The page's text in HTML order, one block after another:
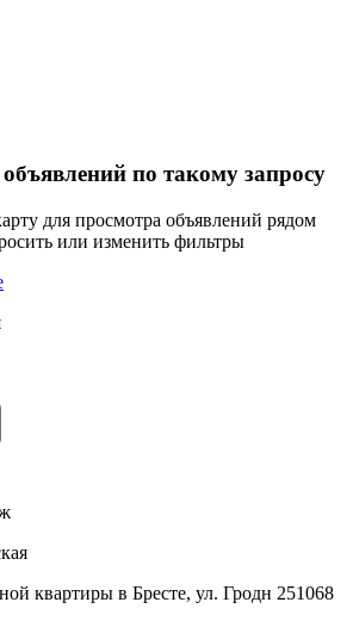
по такому запросу
для просмотра объявлений рядом
или изменить фильтры
квартиры в Бресте, ул. Гродн 251068